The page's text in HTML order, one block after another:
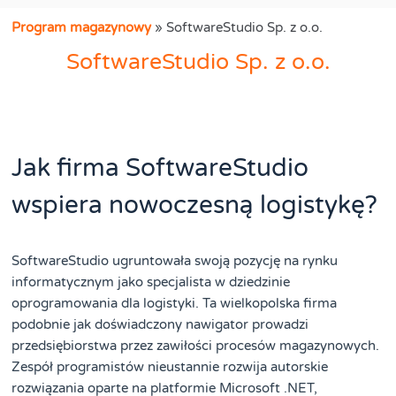
Program magazynowy»SoftwareStudio Sp. z o.o.
SoftwareStudio Sp. z o.o.
Jak firma SoftwareStudio
wspiera nowoczesną logistykę?
SoftwareStudio ugruntowała swoją pozycję na rynku
informatycznym jako specjalista w dziedzinie
oprogramowania dla logistyki. Ta wielkopolska firma
podobnie jak doświadczony nawigator prowadzi
przedsiębiorstwa przez zawiłości procesów magazynowych.
Zespół programistów nieustannie rozwija autorskie
rozwiązania oparte na platformie Microsoft .NET,